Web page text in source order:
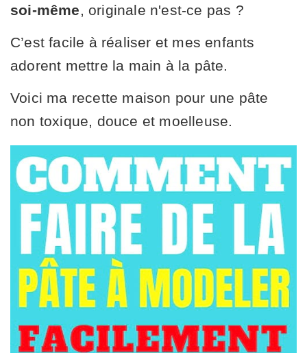
soi-même , originale n'est-ce pas ?
C’est facile à réaliser et mes enfants
adorent mettre la main à la pâte.
Voici ma recette maison pour une pâte
non toxique, douce et moelleuse.